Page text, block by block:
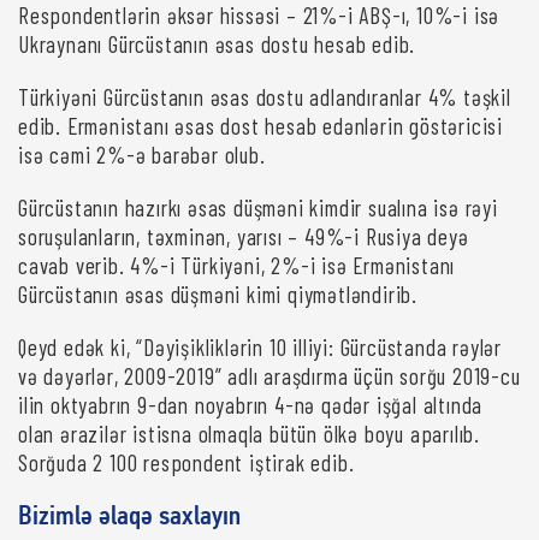
Respondentlərin əksər hissəsi – 21%-i ABŞ-ı, 10%-i isə
Ukraynanı Gürcüstanın əsas dostu hesab edib.
Türkiyəni Gürcüstanın əsas dostu adlandıranlar 4% təşkil
edib. Ermənistanı əsas dost hesab edənlərin göstəricisi
isə cəmi 2%-ə barəbər olub.
Gürcüstanın hazırkı əsas düşməni kimdir sualına isə rəyi
soruşulanların, təxminən, yarısı – 49%-i Rusiya deyə
cavab verib. 4%-i Türkiyəni, 2%-i isə Ermənistanı
Gürcüstanın əsas düşməni kimi qiymətləndirib.
Qeyd edək ki, “Dəyişikliklərin 10 illiyi: Gürcüstanda rəylər
və dəyərlər, 2009-2019” adlı araşdırma üçün sorğu 2019-cu
ilin oktyabrın 9-dan noyabrın 4-nə qədər işğal altında
olan ərazilər istisna olmaqla bütün ölkə boyu aparılıb.
Sorğuda 2 100 respondent iştirak edib.
Bizimlə əlaqə saxlayın